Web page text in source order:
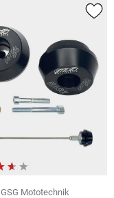
GSG Mototechnik